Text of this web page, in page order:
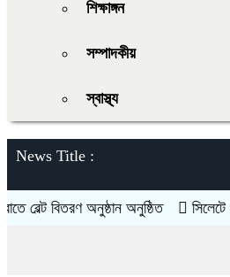
শিক্ষাঙ্গন
সম্পাদকীয়
স্বাস্থ্য
News Title :
অনুষ্ঠান অনুষ্ঠিত সিলেটে